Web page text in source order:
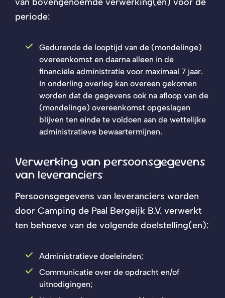
periode:
Gedurende de looptijd van de (mondelinge)
overeenkomst en daarna alleen in de
financiële administratie voor maximaal 7 jaar.
In onderling overleg kan overeen gekomen
worden dat de gegevens ook na afloop van de
(mondelinge) overeenkomst opgeslagen
blijven ten einde te voldoen aan de wettelijke
administratieve bewaartermijnen.
Verwerking van persoonsgegevens
van leveranciers
Persoonsgegevens van leveranciers worden
door Camping de Paal Bergeijk B.V. verwerkt
ten behoeve van de volgende doelstelling(en):
Administratieve doeleinden;
Communicatie over de opdracht en/of
uitnodigingen;